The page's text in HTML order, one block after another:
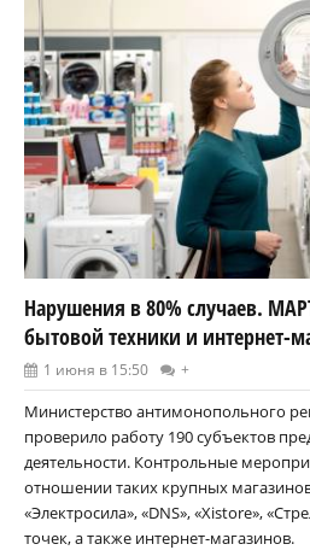
Нарушения в 80% случаев.
бытовой техники и интернет-
1 июня в 15:50 +
Министерство антимонопольного
проверило работу 190 субъектов
деятельности. Контрольные
отношении таких крупных
«Электросила», «DNS», «Xistore»,
точек, а также интернет-магазинов.